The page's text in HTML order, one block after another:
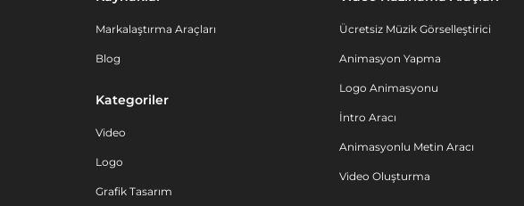
Markalaştırma Araçları
Blog
Kategoriler
Video
Logo
Grafik Tasarım
Ücretsiz Müzik Görselleştirici
Animasyon Yapma
Logo Animasyonu
İntro Aracı
Animasyonlu Metin Aracı
Video Oluşturma